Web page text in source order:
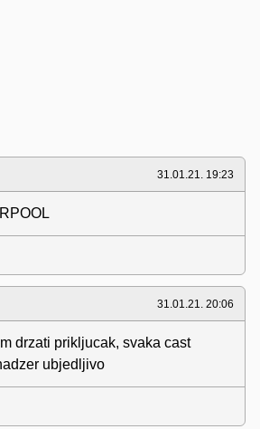
31.01.21. 19:23
31.01.21. 20:06
drzati prikljucak, svaka cast
ubjedljivo